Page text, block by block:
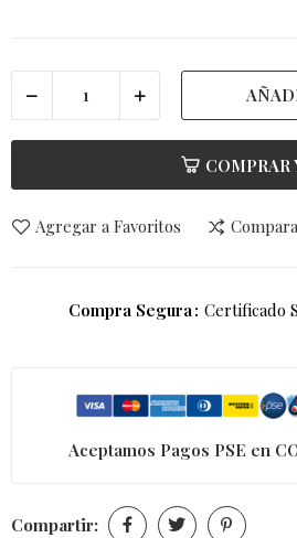
COMPRAR
Agregar a Favoritos
Compra Segura Certificado
Aceptamos Pagos PSE en
Compartir: